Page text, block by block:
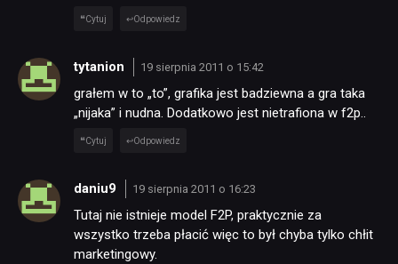
Cytuj Odpowiedz
tytanion 19 sierpnia 2011 o 15:42
grałem w to „to”, grafika jest badziewna a gra taka
„nijaka” i nudna. Dodatkowo jest nietrafiona w f2p..
Cytuj Odpowiedz
daniu9 19 sierpnia 2011 o 16:23
Tutaj nie istnieje model F2P, praktycznie za
wszystko trzeba płacić więc to był chyba tylko chłit
marketingowy.